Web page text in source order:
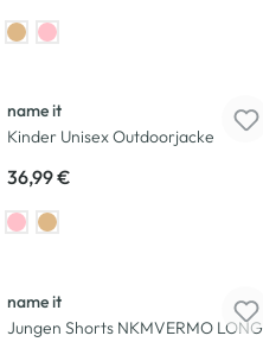
name it
Kinder Unisex Outdoorjacke
36,99 €
name it
Jungen Shorts NKMVERMO LONG